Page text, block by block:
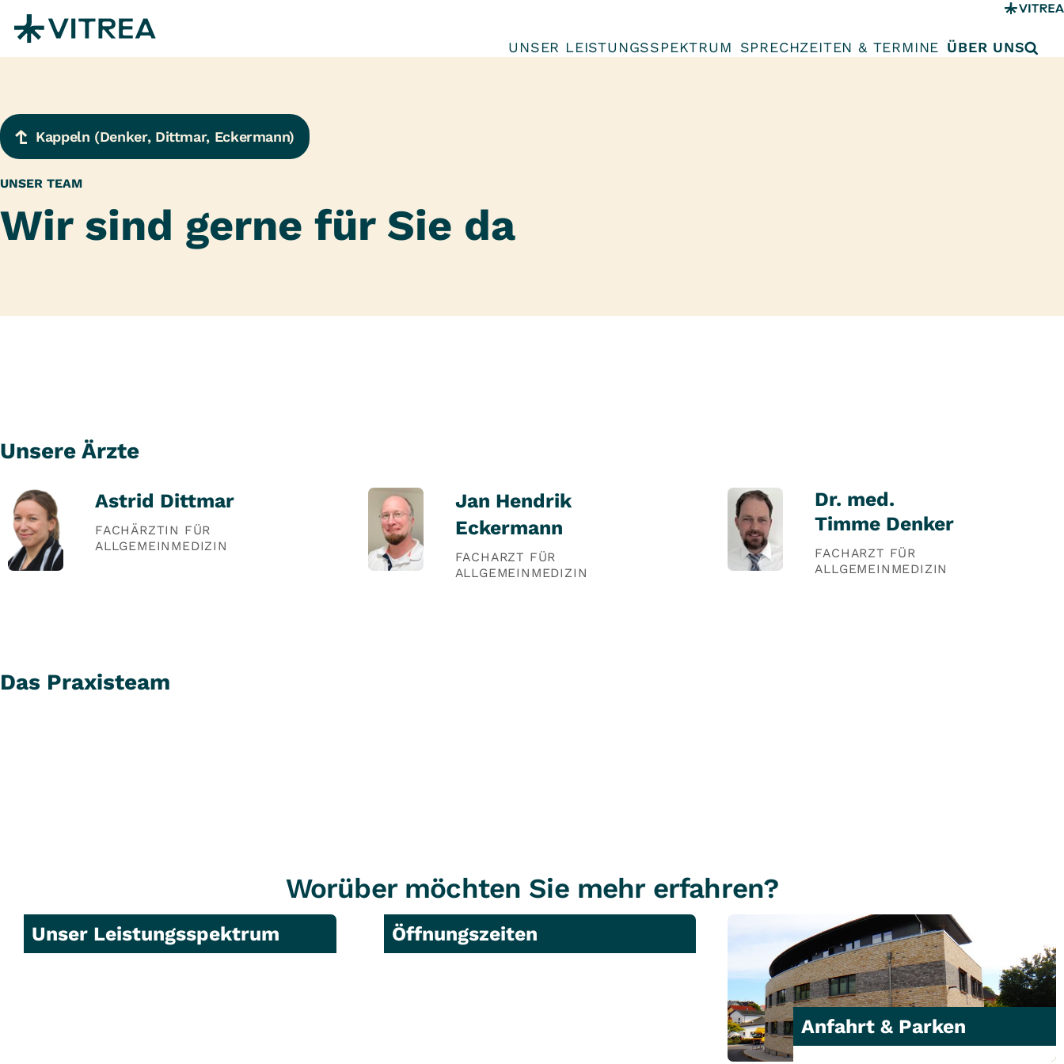
UNSER LEISTUNGSSPEKTRUM SPRECHZEITEN & TERMINE ÜBER UNS
Kappeln (Denker, Dittmar, Eckermann)
UNSER TEAM
Wir sind gerne für Sie da
Unsere Ärzte
Astrid Dittmar
FACHÄRZTIN FÜR
ALLGEMEINMEDIZIN
Jan Hendrik
Eckermann
FACHARZT FÜR
ALLGEMEINMEDIZIN
Dr. med.
Timme Denker
FACHARZT FÜR
ALLGEMEINMEDIZIN
Das Praxisteam
Worüber möchten Sie mehr erfahren?
Unser Leistungsspektrum Öffnungszeiten
Anfahrt & Parken